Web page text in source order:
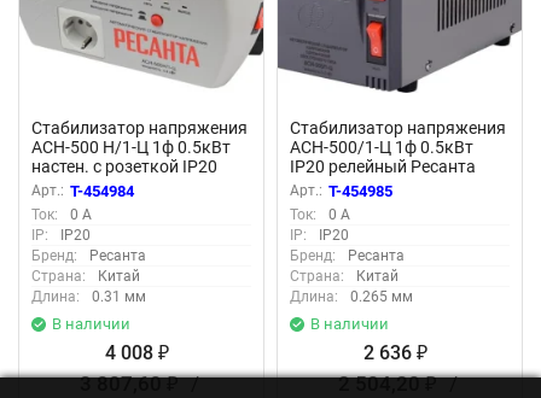
Стабилизатор напряжения
АСН-500 Н/1-Ц 1ф 0.5кВт
настен. с розеткой IP20
релейный Ресанта 63/6/9
Арт.: T-454984
Ток:
0 А
IP:
IP20
Бренд:
Ресанта
Страна:
Китай
Длина:
0.31 мм
В наличии
4 008 ₽
3 807,60 /
Стабилизатор напряжения
АСН-500/1-Ц 1ф 0.5кВт
IP20 релейный Ресанта
63/6/1
Арт.: T-454985
Ток:
0 А
IP:
IP20
Бренд:
Ресанта
Страна:
Китай
Длина:
0.265 мм
В наличии
2 636 ₽
2 504,20 /